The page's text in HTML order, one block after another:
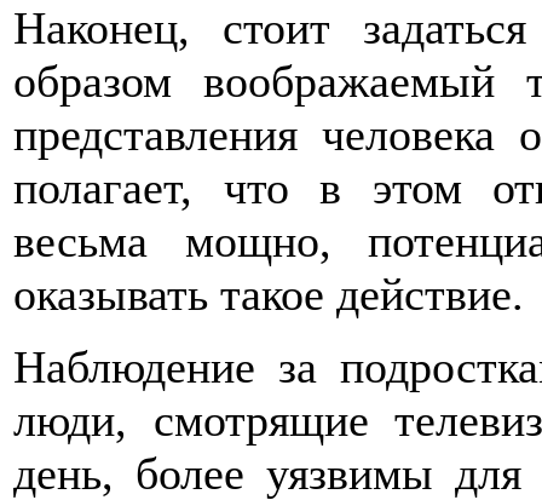
Наконец, стоит
образом воображаемый
представления
полагает, что в этом
весьма мощно,
оказывать такое действие.
Наблюдение за
люди, смотрящие
день, более уязвимы